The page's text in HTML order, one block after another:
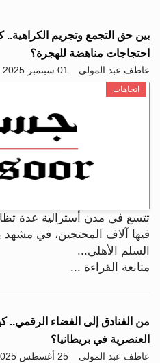
بين حق التجمع وتجريم الكراهية..
احتجاجات مناهضة للهجرة؟
عاطف عبد المولى 01 سبتمبر 2025 - 12:04
اتجاهات
تتسع في مدن أسترالية عدة
فيها آلاف المحتجين، في مشهد
السلم الأهلي...
متابعة القراءة ...
من الفنادق إلى الفضاء
العنصرية في بريطانيا؟
عاطف عبد المولى 25 أغسطس 2025 - 14:33